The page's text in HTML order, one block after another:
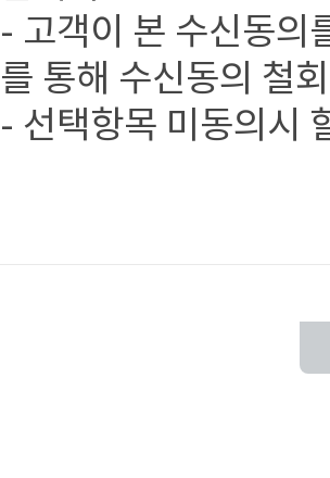
- 고객이 본 수신동의
를 통해 수신동의 철
- 선택항목 미동의시